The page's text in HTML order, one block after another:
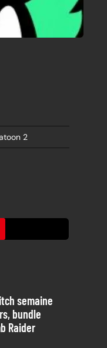
2
semaine
bundle
Raider